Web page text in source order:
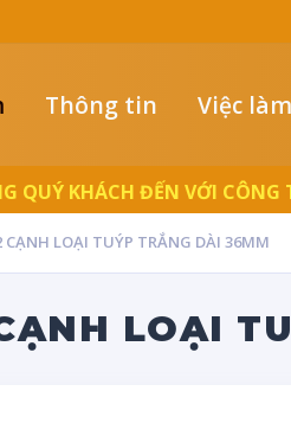
Thông tin Việc làm
QUÝ KHÁCH ĐẾN VỚI CÔNG
CẠNH LOẠI TUÝP TRẮNG DÀI 36MM
LOẠI